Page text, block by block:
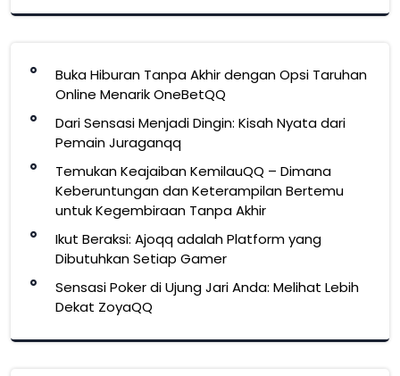
Buka Hiburan Tanpa Akhir dengan Opsi Taruhan
Online Menarik OneBetQQ
Dari Sensasi Menjadi Dingin: Kisah Nyata dari
Pemain Juraganqq
Temukan Keajaiban KemilauQQ – Dimana
Keberuntungan dan Keterampilan Bertemu
untuk Kegembiraan Tanpa Akhir
Ikut Beraksi: Ajoqq adalah Platform yang
Dibutuhkan Setiap Gamer
Sensasi Poker di Ujung Jari Anda: Melihat Lebih
Dekat ZoyaQQ